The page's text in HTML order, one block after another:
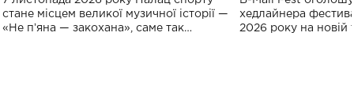
спорту
стане місцем великої музичної історії —
«Не пʼяна — закохана», саме так
хедлайнера
2026 року на новій